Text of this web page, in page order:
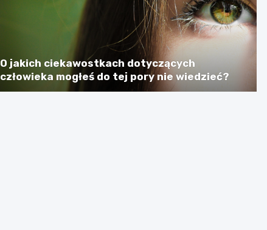
O jakich ciekawostkach dotyczących
człowieka mogłeś do tej pory nie wiedzieć?